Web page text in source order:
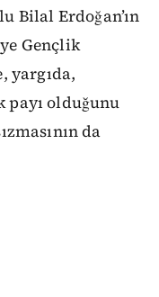
Bilal Erdoğan’ın
Gençlik
yargıda,
olduğunu
da